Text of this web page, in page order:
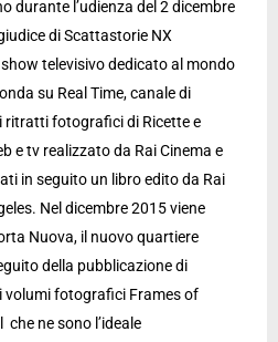
durante l’udienza del 2 dicembre
di Scattastorie NX
televisivo dedicato al mondo
su Real Time, canale di
ritratti fotografici di Ricette e
e tv realizzato da Rai Cinema e
in seguito un libro edito da Rai
Nel dicembre 2015 viene
Nuova, il nuovo quartiere
della pubblicazione di
volumi fotografici Frames of
ne sono l’ideale